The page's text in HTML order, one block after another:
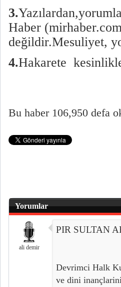
3.
Haber
değildir.Mesuliyet,
4.Hakarete
Bu haber 106,950 defa
Yorumlar
ali demir
PIR SULTAN
Devrimci Halk
ve dini